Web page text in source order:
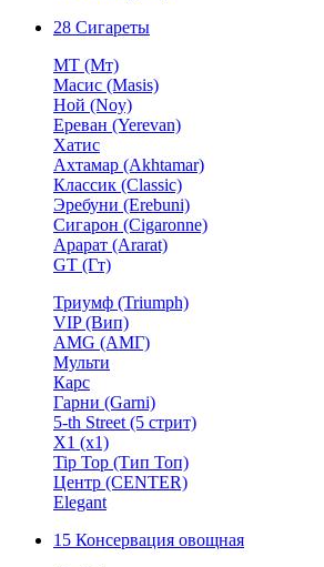
28 Сигареты
MT (Мт)
Масис (Masis)
Ной (Noy)
Ереван (Yerevan)
Хатис
Ахтамар (Akhtamar)
Классик (Classic)
Эребуни (Erebuni)
Сигарон (Cigaronne)
Арарат (Ararat)
GT (Гт)
Триумф (Triumph)
VIP (Вип)
AMG (АМГ)
Мульти
Карс
Гарни (Garni)
5-th Street (5 стрит)
X1 (х1)
Tip Top (Тип Топ)
Центр (CENTER)
Elegant
15 Консервация овощная